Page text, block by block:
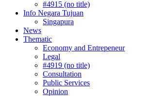
#4915 (no title)
Info Negara Tujuan
Singapura
News
Thematic
Economy and Entrepeneur
Legal
#4919 (no title)
Consultation
Public Services
Opinion